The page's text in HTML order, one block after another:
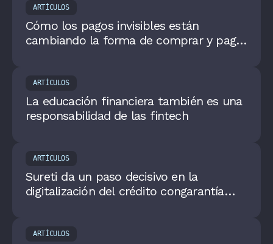
ARTÍCULOS
Cómo los pagos invisibles están
cambiando la forma de comprar y pagar
ARTÍCULOS
La educación financiera también es una
responsabilidad de las fintech
ARTÍCULOS
Sureti da un paso decisivo en la
digitalización del crédito congarantía
ARTÍCULOS